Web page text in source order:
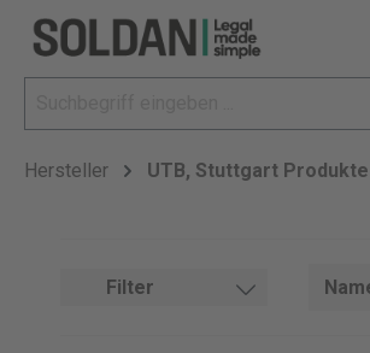
Hersteller UTB, Stuttgart Produkte
Filter